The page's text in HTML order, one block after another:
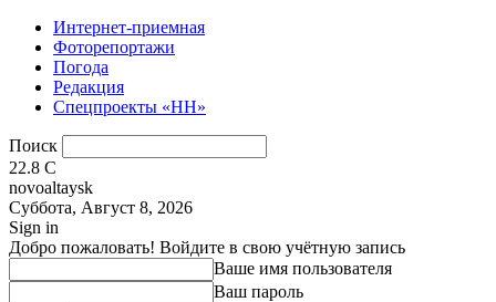
Интернет-приемная
Фоторепортажи
Погода
Редакция
Спецпроекты «НН»
Поиск
22.8 C
novoaltaysk
Суббота, Август 8, 2026
Sign in
Добро пожаловать! Войдите в свою учётную запись
Ваше имя пользователя
Ваш пароль